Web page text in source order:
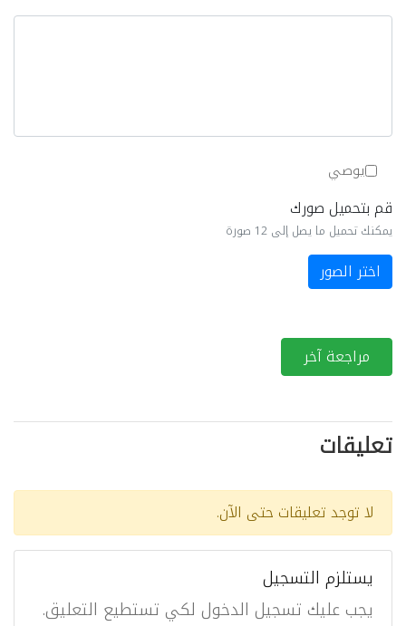
يوصي
قم بتحميل صورك
يمكنك تحميل ما يصل إلى 12 صورة
اختر الصور
مراجعة آخر
تعليقات
لا توجد تعليقات حتى الآن.
يستلزم التسجيل
يجب عليك تسجيل الدخول لكي تستطيع التعليق.